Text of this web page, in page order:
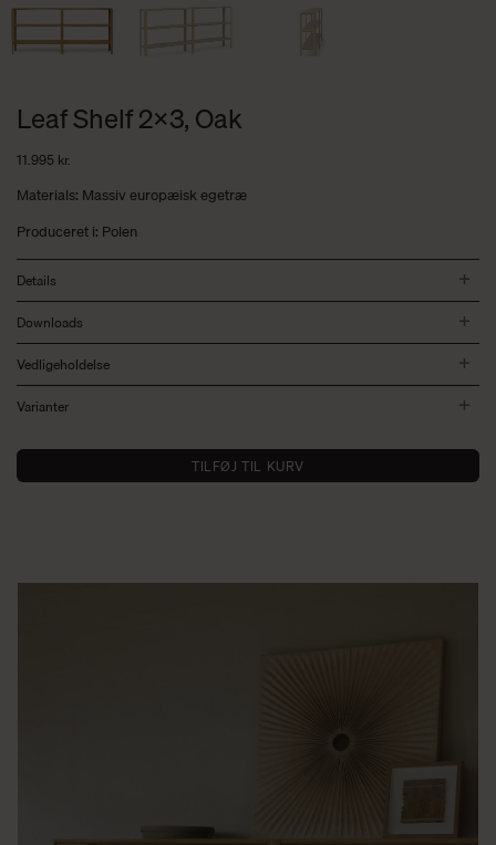
Leaf Shelf 2×3, Oak
11.995 kr.
Materials: Massiv europæisk egetræ
Produceret i: Polen
Details
Downloads
Vedligeholdelse
Varianter
TILFØJ TIL KURV